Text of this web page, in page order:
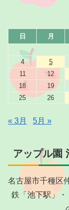
日 月
4
5
11
12
18
19
25
26
« 3月 5月 »
アップル園
名古屋市千種区
鉄「池下駅」